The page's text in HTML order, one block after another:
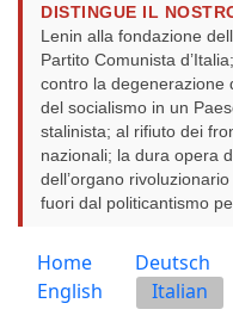
DISTINGUE IL
Lenin alla fondazione
Partito Comunista
contro la degenerazione
del socialismo in un
stalinista; al rifiuto dei
nazionali; la dura opera
dell’organo
fuori dal politicantismo
Seleziona la tua lingua
Home Deutsch
English
Italian